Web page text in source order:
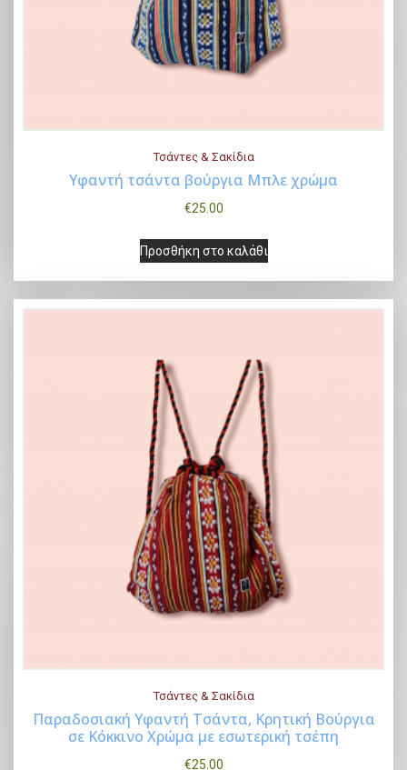
s
:
€
0
0
.
α
ι
5
0
.
Τσάντες & Σακίδια
Υφαντή τσάντα βούργια Μπλε χρώμα
€25.00
Προσθήκη στο καλάθι
Buy Now
Τσάντες & Σακίδια
Παραδοσιακή Υφαντή Τσάντα, Κρητική Βούργια
σε Κόκκινο Χρώμα με εσωτερική τσέπη
€25.00